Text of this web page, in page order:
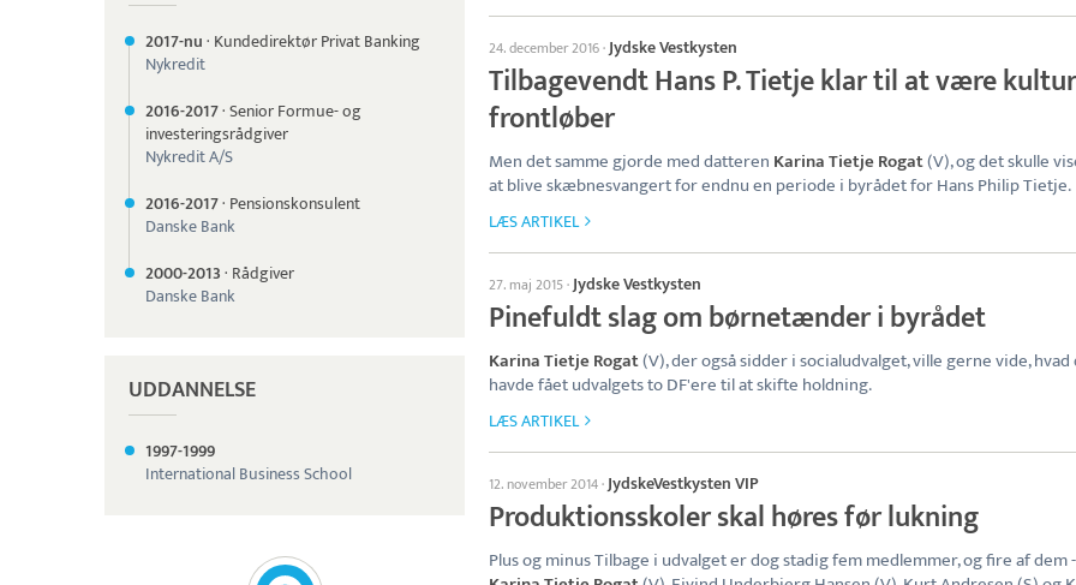
2017-nu· Kundedirektør Privat Banking
Nykredit
2016-2017·Senior Formue- og
investeringsrådgiver
Nykredit A/S
2016-2017· Pensionskonsulent
Danske Bank
2000-2013· Rådgiver
Danske Bank
UDDANNELSE
1997-1999
International Business School
24. december 2016·Jydske Vestkysten
Tilbagevendt Hans P. Tietje klar til at være
frontløber
Men det samme gjorde med datteren Karina Tietje Rogat(V), og det skulle
at blive skæbnesvangert for endnu en periode i byrådet for Hans Philip Tietje.
LÆS ARTIKEL
27. maj 2015·Jydske Vestkysten
Pinefuldt slag om børnetænder i byrådet
Karina Tietje Rogat(V), der også sidder i socialudvalget, ville gerne vide,
havde fået udvalgets to DF'ere til at skifte holdning.
LÆS ARTIKEL
12. november 2014·JydskeVestkysten VIP
Produktionsskoler skal høres før lukning
Plus og minus Tilbage i udvalget er dog stadig fem medlemmer, og fire af dem -